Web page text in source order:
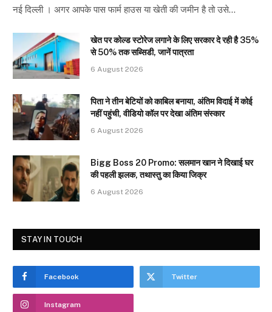
नई दिल्ली । अगर आपके पास फार्म हाउस या खेती की जमीन है तो उसे…
खेत पर कोल्ड स्टोरेज लगाने के लिए सरकार दे रही है 35%
से 50% तक सब्सिडी, जानें पात्रता
6 August 2026
पिता ने तीन बेटियों को काबिल बनाया, अंतिम विदाई में कोई
नहीं पहुंची, वीडियो कॉल पर देखा अंतिम संस्कार
6 August 2026
Bigg Boss 20 Promo: सलमान खान ने दिखाई घर
की पहली झलक, तथास्तु का किया जिक्र
6 August 2026
STAY IN TOUCH
Facebook Twitter
Instagram